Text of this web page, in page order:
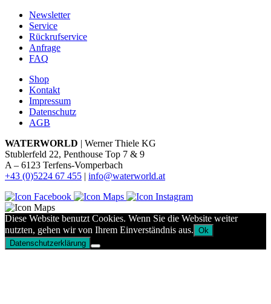
Newsletter
Service
Rückrufservice
Anfrage
FAQ
Shop
Kontakt
Impressum
Datenschutz
AGB
WATERWORLD | Werner Thiele KG
Stublerfeld 22, Penthouse Top 7 & 9
A – 6123 Terfens-Vomperbach
+43 (0)5224 67 455 | info@waterworld.at
Diese Website benutzt Cookies. Wenn Sie die Website weiter
nutzten, gehen wir von Ihrem Einverständnis aus. Ok
Datenschutzerklärung